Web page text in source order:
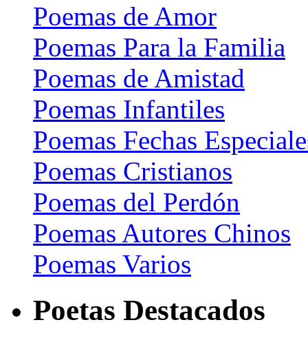
Poemas de Amor
Poemas Para la Familia
Poemas de Amistad
Poemas Infantiles
Poemas Fechas
Poemas Cristianos
Poemas del Perdón
Poemas Autores Chinos
Poemas Varios
Poetas Destacados